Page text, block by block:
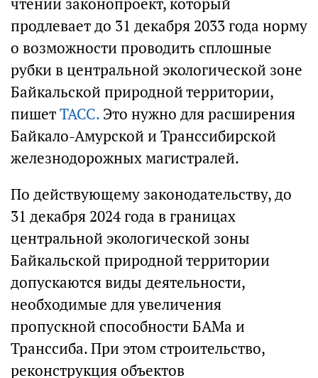
продлевает до 31 декабря 2033 года норму
о возможности проводить сплошные
рубки в центральной экологической зоне
Байкальской природной территории,
пишетТАСС. Это нужно для расширения
Байкало-Амурской и Транссибирской
железнодорожных магистралей.
По действующему законодательству, до
31 декабря 2024 года в границах
центральной экологической зоны
Байкальской природной территории
допускаются виды деятельности,
необходимые для увеличения
пропускной способности БАМа и
Транссиба. При этом строительство,
реконструкция объектов